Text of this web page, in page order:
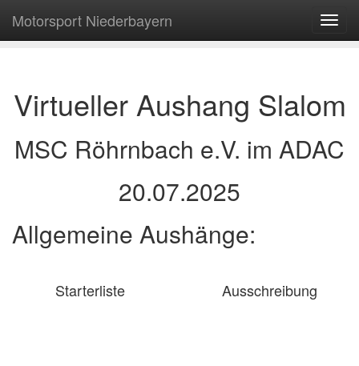
ein-/
Motorsport Niederbayern
Virtueller Aushang Slalom
MSC Röhrnbach e.V. im ADAC
20.07.2025
Allgemeine Aushänge:
Starterliste Ausschreibung